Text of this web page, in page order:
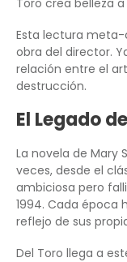
Esta lectura
obra del director.
relación entre el
destrucción.
El Legado
La novela de Mary
veces, desde el
ambiciosa pero
1994. Cada época
reflejo de sus
Del Toro llega a